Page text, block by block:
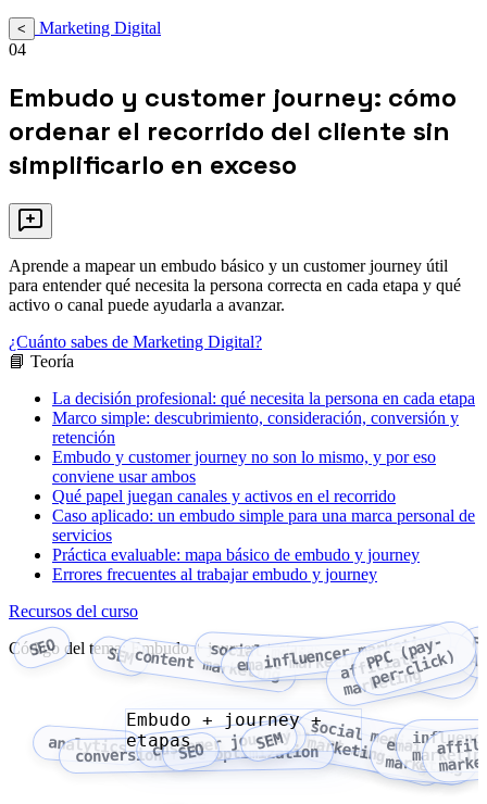
<
Marketing Digital
04
Embudo y customer journey: cómo
ordenar el recorrido del cliente sin
simplificarlo en exceso
Aprende a mapear un embudo básico y un customer journey útil
para entender qué necesita la persona correcta en cada etapa y qué
activo o canal puede ayudarla a avanzar.
¿Cuánto sabes de Marketing Digital?
📘 Teoría
La decisión profesional: qué necesita la persona en cada etapa
Marco simple: descubrimiento, consideración, conversión y
retención
Embudo y customer journey no son lo mismo, y por eso
conviene usar ambos
Qué papel juegan canales y activos en el recorrido
Caso aplicado: un embudo simple para una marca personal de
servicios
Práctica evaluable: mapa básico de embudo y journey
Errores frecuentes al trabajar embudo y journey
Recursos del curso
Código del tema: Embudo + journey + etapas
SEO SEMcontent marketingsocial media marketing
email marketing
influencer marketing
affiliate
marketing
P
P
C
(
p
a
y
-
p
e
r
-
c
l
i
c
k
)
Google
Ads
analytics
conversion rate optimization
customer journey
SEO SEMcontent marketing
social media marketingemail
marketing
Embudo + journey +
etapas